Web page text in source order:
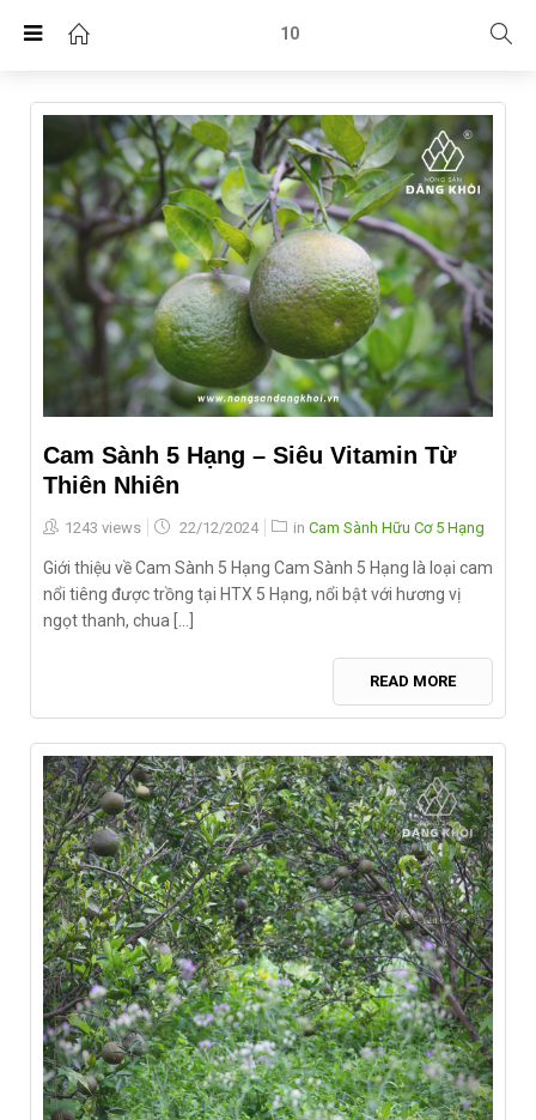
10
Cam Sành 5 Hạng – Siêu Vitamin Từ
Thiên Nhiên
1243 views
Posted
22/12/2024 in Cam Sành Hữu Cơ 5 Hạng
Giới thiệu về Cam Sành 5 Hạng Cam Sành 5 Hạng là loại cam
nổi tiêng được trồng tại HTX 5 Hạng, nổi bật với hương vị
ngọt thanh, chua [...]
READ MORE